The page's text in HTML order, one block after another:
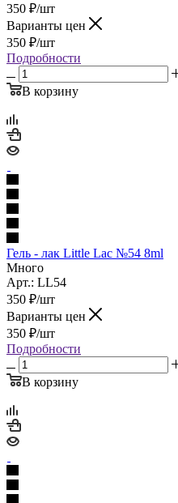
350 ₽/шт
Варианты цен
350 ₽/шт
Подробности
В корзину
Гель - лак Little Lac №54 8ml
Много
Арт.: LL54
350 ₽/шт
Варианты цен
350 ₽/шт
Подробности
В корзину